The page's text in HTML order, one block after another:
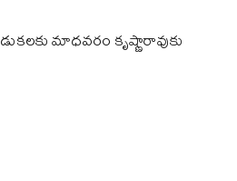
మాధవరం కృష్ణారావుకు